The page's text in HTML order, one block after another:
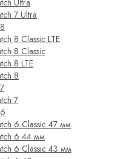
Ultra
7 Ultra
8 Classic LTE
8 Classic
8 LTE
8
7
6 Classic 47 мм
6 44 мм
6 Classic 43 мм